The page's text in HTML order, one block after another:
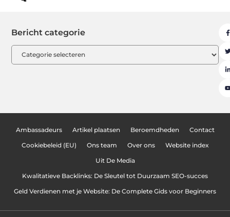
Bericht categorie
Ambassadeurs Artikel plaatsen Beroemdheden Contact
Cookiebeleid (EU) Ons team Over ons Website index
Uit De Media
Kwalitatieve Backlinks: De Sleutel tot Duurzaam SEO-succes
Geld Verdienen met je Website: De Complete Gids voor Beginners